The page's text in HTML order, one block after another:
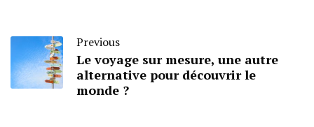
Previous
Le voyage sur mesure, une autre
alternative pour découvrir le
monde ?